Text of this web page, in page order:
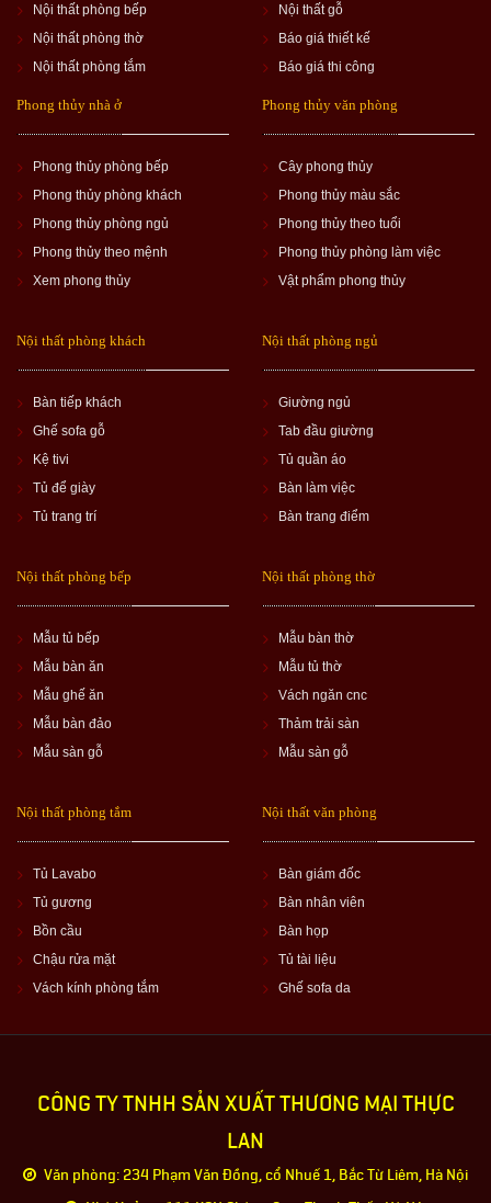
Nội thất phòng bếp
Nội thất phòng thờ
Nội thất phòng tắm
Nội thất gỗ
Báo giá thiết kế
Báo giá thi công
Phong thủy nhà ở
Phong thủy phòng bếp
Phong thủy phòng khách
Phong thủy phòng ngủ
Phong thủy theo mệnh
Xem phong thủy
Phong thủy văn phòng
Cây phong thủy
Phong thủy màu sắc
Phong thủy theo tuổi
Phong thủy phòng làm việc
Vật phẩm phong thủy
Nội thất phòng khách
Bàn tiếp khách
Ghế sofa gỗ
Kệ tivi
Tủ để giày
Tủ trang trí
Nội thất phòng ngủ
Giường ngủ
Tab đầu giường
Tủ quần áo
Bàn làm việc
Bàn trang điểm
Nội thất phòng bếp
Mẫu tủ bếp
Mẫu bàn ăn
Mẫu ghế ăn
Mẫu bàn đảo
Mẫu sàn gỗ
Nội thất phòng thờ
Mẫu bàn thờ
Mẫu tủ thờ
Vách ngăn cnc
Thảm trải sàn
Mẫu sàn gỗ
Nội thất phòng tắm
Tủ Lavabo
Tủ gương
Bồn cầu
Chậu rửa mặt
Vách kính phòng tắm
Nội thất văn phòng
Bàn giám đốc
Bàn nhân viên
Bàn họp
Tủ tài liệu
Ghế sofa da
CÔNG TY TNHH SẢN XUẤT THƯƠNG MẠI THỰC
LAN
Văn phòng: 234 Phạm Văn Đồng, cổ Nhuế 1, Bắc Từ Liêm, Hà Nội